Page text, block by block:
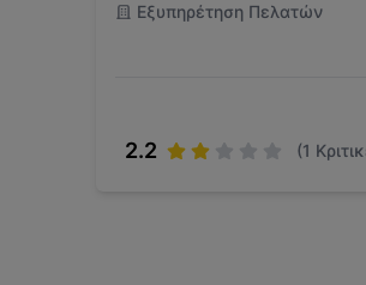
Εξυπηρέτηση Πελατών
2.2 (1